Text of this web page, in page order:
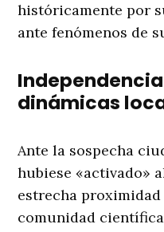
históricamente por
ante fenómenos de
dinámicas
Ante la sospecha
hubiese «activado»
estrecha
comunidad